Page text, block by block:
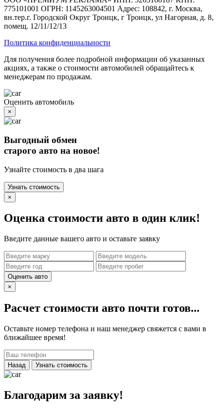
775101001 ОГРН: 1145263004501 Адрес: 108842, г. Москва,
вн.тер.г. Городской Округ Троицк, г Троицк, ул Нагорная, д. 8,
помещ. 12/11/12/13
Политика конфиденциальности
Для получения более подробной информации об указанных
акциях, а также о стоимости автомобилей обращайтесь к
менеджерам по продажам.
Оценить автомобиль
×
Выгодный обмен
старого авто на новое!
Узнайте стоимость в два шага
Узнать стоимость
×
Оценка стоимости авто в один клик!
Введите данные вашего авто и оставьте заявку
Оценить авто
×
Расчет стоимости авто почти готов...
Оставьте номер телефона и наш менеджер свяжется с вами в
ближайшее время!
Назад Узнать стоимость
Благодарим за заявку!